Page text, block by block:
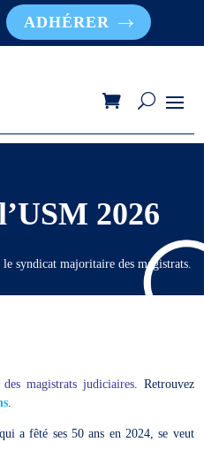
ADHÉRER
2026
syndicat majoritaire des magistrats.
magistrats judiciaires. Retrouvez
.
a fêté ses 50 ans en 2024, se veut